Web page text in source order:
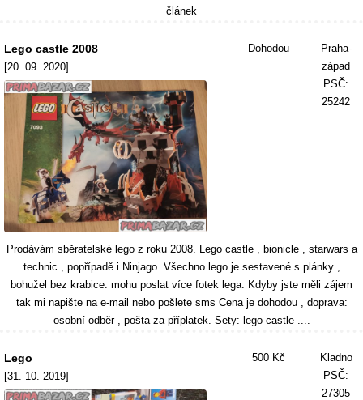
článek
Lego castle 2008
[20. 09. 2020]
Dohodou
Praha-
západ
PSČ:
25242
Prodávám sběratelské lego z roku 2008. Lego castle , bionicle , starwars a
technic , popřípadě i Ninjago. Všechno lego je sestavené s plánky ,
bohužel bez krabice. mohu poslat více fotek lega. Kdyby jste měli zájem
tak mi napište na e-mail nebo pošlete sms Cena je dohodou , doprava:
osobní odběr , pošta za příplatek. Sety: lego castle ....
Lego
[31. 10. 2019]
500 Kč
Kladno
PSČ:
27305